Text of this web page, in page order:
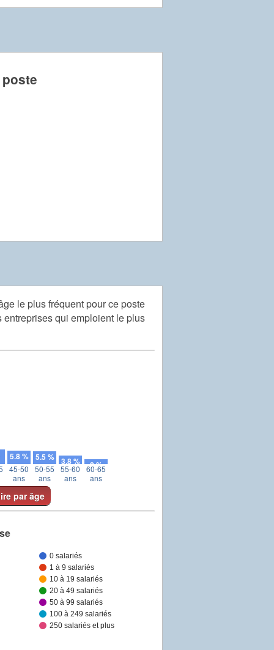
le plus fréquent pour ce poste
entreprises qui emploient le plus
45-50
ans
5.8 %
50-55
ans
5.5 %
55-60
ans
3.8 %
60-65
ans
2 %
par âge
0 salariés
1 à 9 salariés
10 à 19 salariés
20 à 49 salariés
50 à 99 salariés
100 à 249 salariés
250 salariés et plus